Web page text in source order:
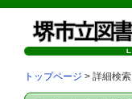
トップページ > 詳細検索